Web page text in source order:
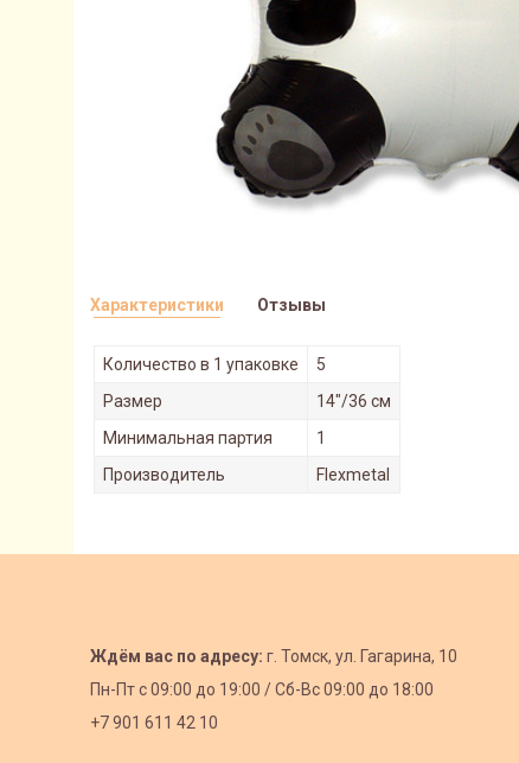
Характеристики
Количество в 1 упаковке
5
Размер
14"/36 см
Минимальная партия
1
Производитель
Flexmetal
Отзывы
Ждём вас по адресу: г. Томск, ул. Гагарина, 10
Пн-Пт с09:00 до 19:00 /Сб-Вс 09:00 до 18:00
+7 901 611 42 10